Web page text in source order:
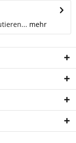
mehr